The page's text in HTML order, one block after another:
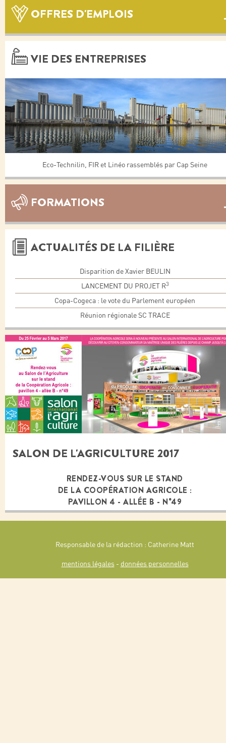
OFFRES D'EMPLOIS
VIE DES ENTREPRISES
Eco-Technilin, FIR et Linéo rassemblés par Cap Seine
FORMATIONS
ACTUALITÉS DE LA FILIÈRE
Disparition de Xavier BEULIN
LANCEMENT DU PROJET R3
Copa-Cogeca : le vote du Parlement européen
Réunion régionale SC TRACE
SALON DE L'AGRICULTURE 2017
RENDEZ-VOUS SUR LE STAND
DE LA COOPÉRATION AGRICOLE :
PAVILLON 4 - ALLÉE B - N°49
Responsable de la rédaction : Catherine Matt
mentions légales - données personnelles